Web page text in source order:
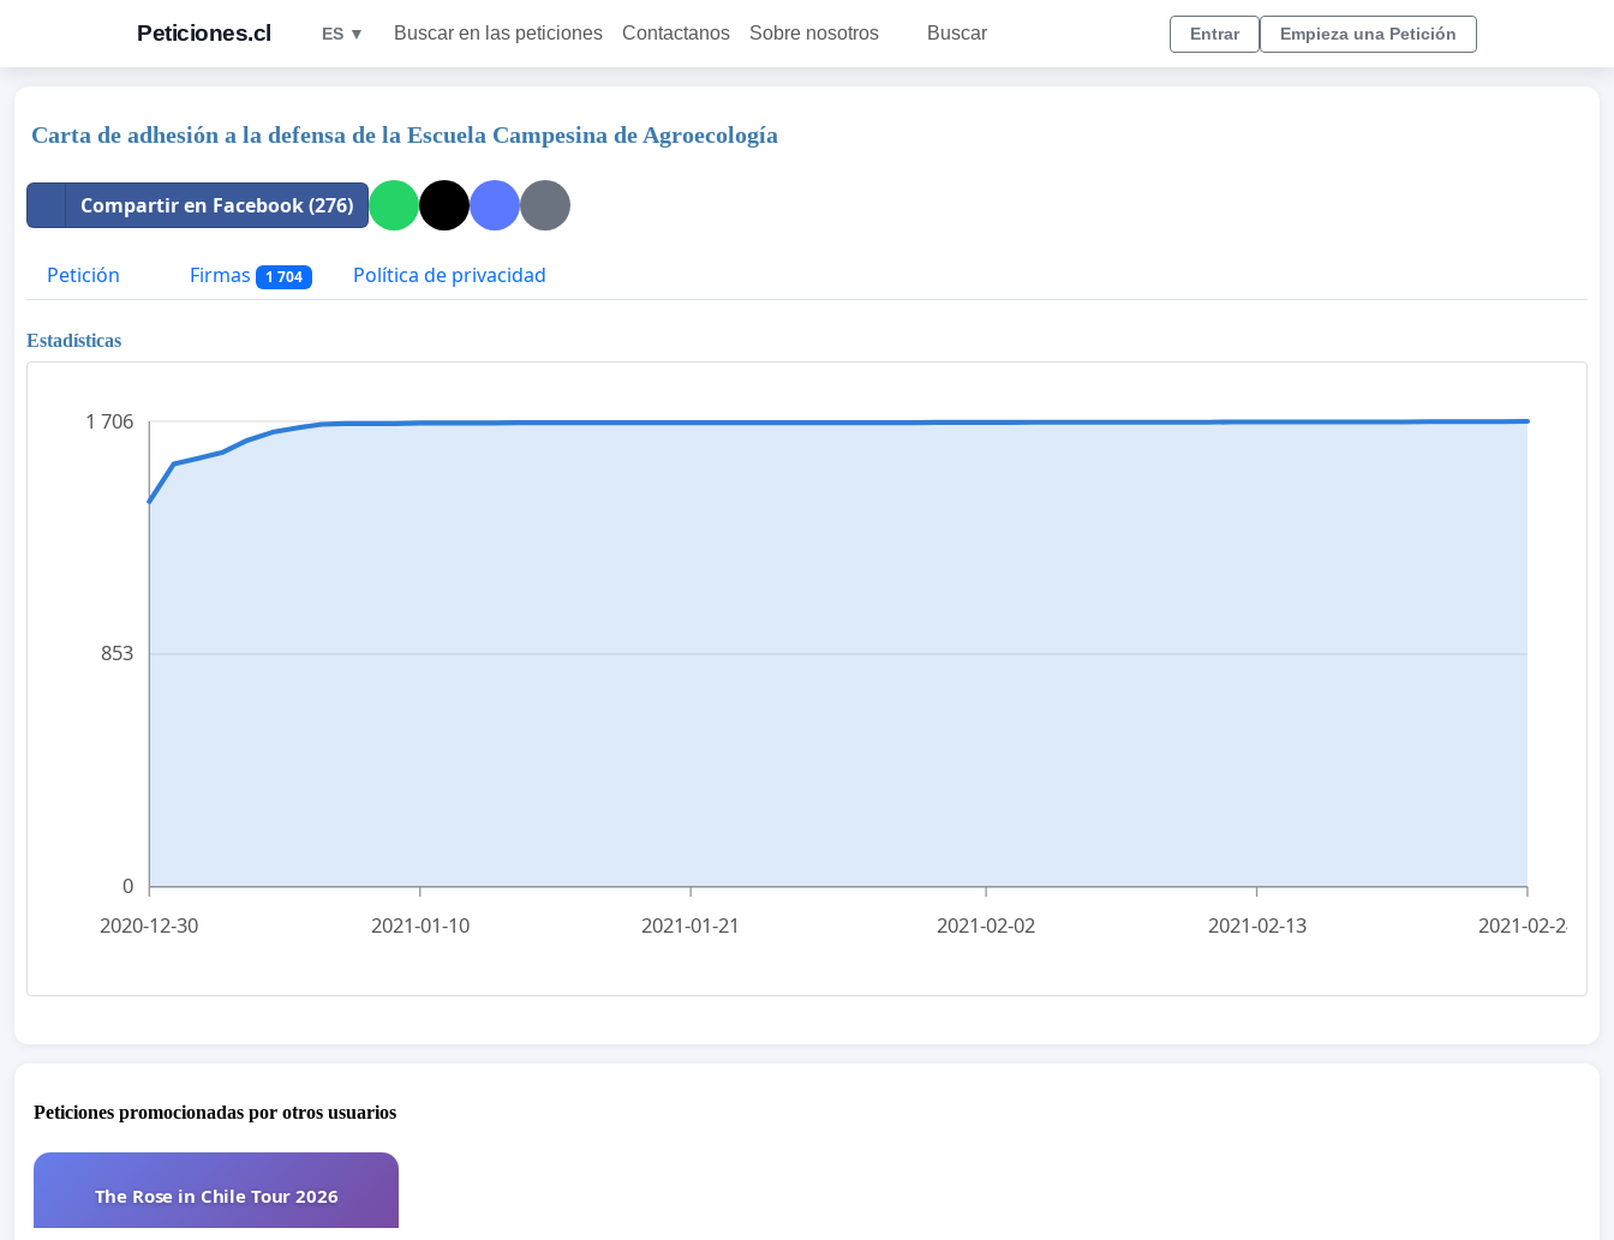
Peticiones.cl ES ▼ Buscar en las peticiones Contactanos Sobre nosotros Buscar Entrar Empieza una Petición
Carta de adhesión a la defensa de la Escuela Campesina de Agroecología
Compartir en Facebook (276)
Petición Firmas 1 704 Política de privacidad
Estadísticas
0
853
1 706
2020-12-30 2021-01-10 2021-01-21 2021-02-02 2021-02-13 2021-02-24
Peticiones promocionadas por otros usuarios
The Rose in Chile Tour 2026